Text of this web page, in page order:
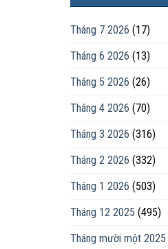
Tháng 7 2026 (17)
Tháng 6 2026 (13)
Tháng 5 2026 (26)
Tháng 4 2026 (70)
Tháng 3 2026 (316)
Tháng 2 2026 (332)
Tháng 1 2026 (503)
Tháng 12 2025 (495)
Tháng mười một 2025